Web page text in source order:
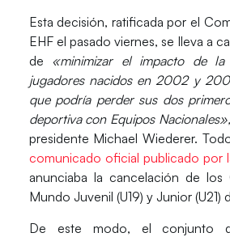
Esta decisión, ratificada por el
EHF el pasado viernes, se lleva a
de «minimizar el impacto de
jugadores nacidos en 2002 y
que podría perder sus dos
deportiva con Equipos
presidente Michael Wiederer.
comunicado oficial publicado por
anunciaba la cancelación de los
Mundo Juvenil (U19) y Junior (U21)
De este modo, el conjunto